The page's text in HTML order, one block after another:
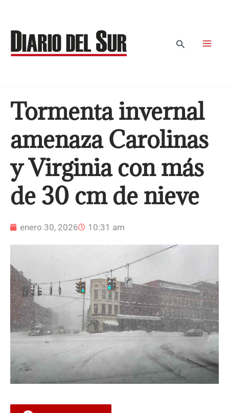
contenido
Buscar
Tormenta invernal
amenaza Carolinas
y Virginia con más
de 30 cm de nieve
enero 30, 2026 10:31 am